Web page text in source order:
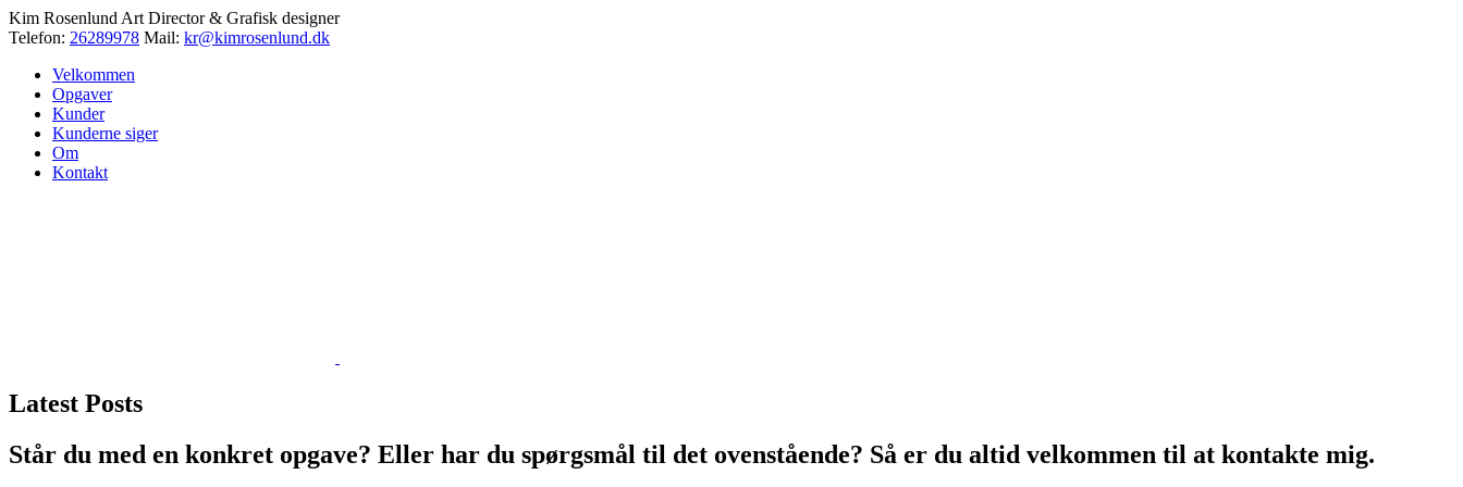
Kim Rosenlund Art Director & Grafisk designer
Telefon: 26289978 Mail: kr@kimrosenlund.dk
Velkommen
Opgaver
Kunder
Kunderne siger
Om
Kontakt
Latest Posts
Står du med en konkret opgave? Eller har du spørgsmål til det ovenstående? Så er du altid velkommen til at kontakte mig.